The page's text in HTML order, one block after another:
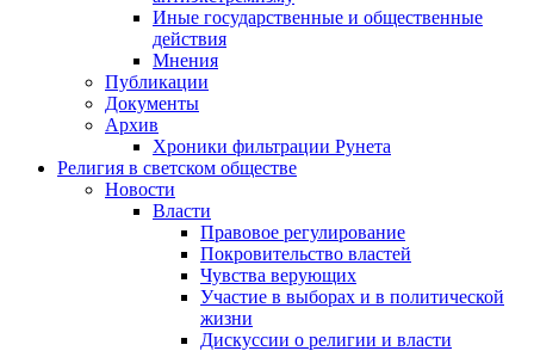
Иные государственные и общественные
действия
Мнения
Публикации
Документы
Архив
Хроники фильтрации Рунета
Религия в светском обществе
Новости
Власти
Правовое регулирование
Покровительство властей
Чувства верующих
Участие в выборах и в политической
жизни
Дискуссии о религии и власти